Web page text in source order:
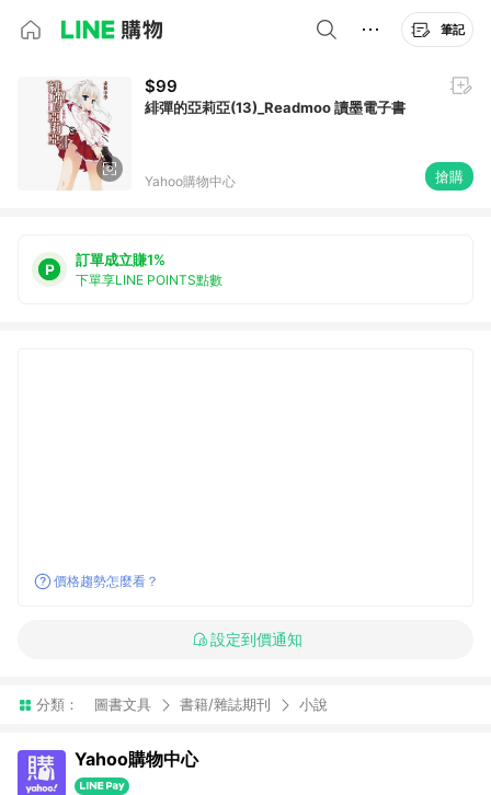
筆記
$99
緋彈的亞莉亞(13)_Readmoo 讀墨電子書
Yahoo購物中心 搶購
訂單成立賺1%
下單享LINE POINTS點數
價格趨勢怎麼看？
設定到價通知
分類： 圖書文具 書籍/雜誌期刊 小說
Yahoo購物中心